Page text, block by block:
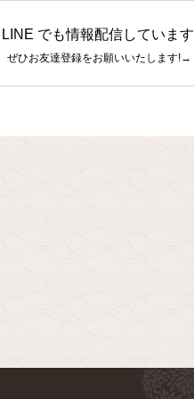
LINE でも情報配信しています
ぜひお友達登録をお願いいたします!→